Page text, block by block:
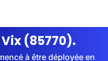
(85770).
à être déployée en